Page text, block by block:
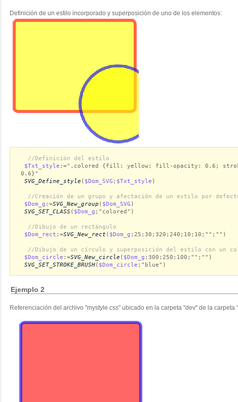
Definición de un estilo incorporado y superposición de uno de los elementos:
//Definición del estilo
$Txt_style :=".colored {fill: yellow; fill-opacity: 0.6;
0.6}"
SVG_Define_style ( $Dom_SVG ; $Txt_style )
//Creación de un grupo y afectación de un estilo por
$Dom_g :=SVG_New_group ( $Dom_SVG )
SVG_SET_CLASS ( $Dom_g ;"colored")
//Dibujo de un rectángulo
$Dom_rect :=SVG_New_rect ( $Dom_g ;25;30;320;240;10;10;"";"")
//Dibujo de un círculo y superposición del estilo con un
$Dom_circle :=SVG_New_circle ( $Dom_g ;300;250;100;"";"")
SVG_SET_STROKE_BRUSH( $Dom_circle ;"blue")
Ejemplo 2
Referenciación del archivo "mystyle.css" ubicado en la carpeta "dev" de la carpeta